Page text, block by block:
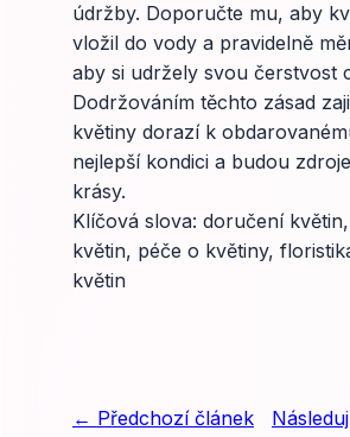
údržby. Doporučte mu, aby
vložil do vody a pravidelně
aby si udržely svou čerstvost
Dodržováním těchto zásad
květiny dorazí k
nejlepší kondici a budou
krásy.
Klíčová slova: doručení
květin, péče o květiny,
květin
← Předchozí článek